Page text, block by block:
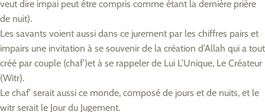
veut dire impai peut être compris comme étant la dernière prière
de nuit).
Les savants voient aussi dans ce jurement par les chiffres pairs et
impairs une invitation à se souvenir de la création d’Allah qui a tout
créé par couple (chaf’)et à se rappeler de Lui L’Unique, Le Créateur
(Witr).
Le chaf’ serait aussi ce monde, composé de jours et de nuits, et le
witr serait le Jour du Jugement.